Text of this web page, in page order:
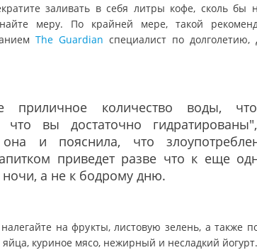
заливать в себя литры кофе, сколь бы
меру. По крайней мере, такой
The Guardian специалист по долголетию,
приличное количество воды,
что вы достаточно
и пояснила, что
приведет разве что к еще
а не к бодрому дню.
на фрукты, листовую зелень, а также
куриное мясо, нежирный и несладкий